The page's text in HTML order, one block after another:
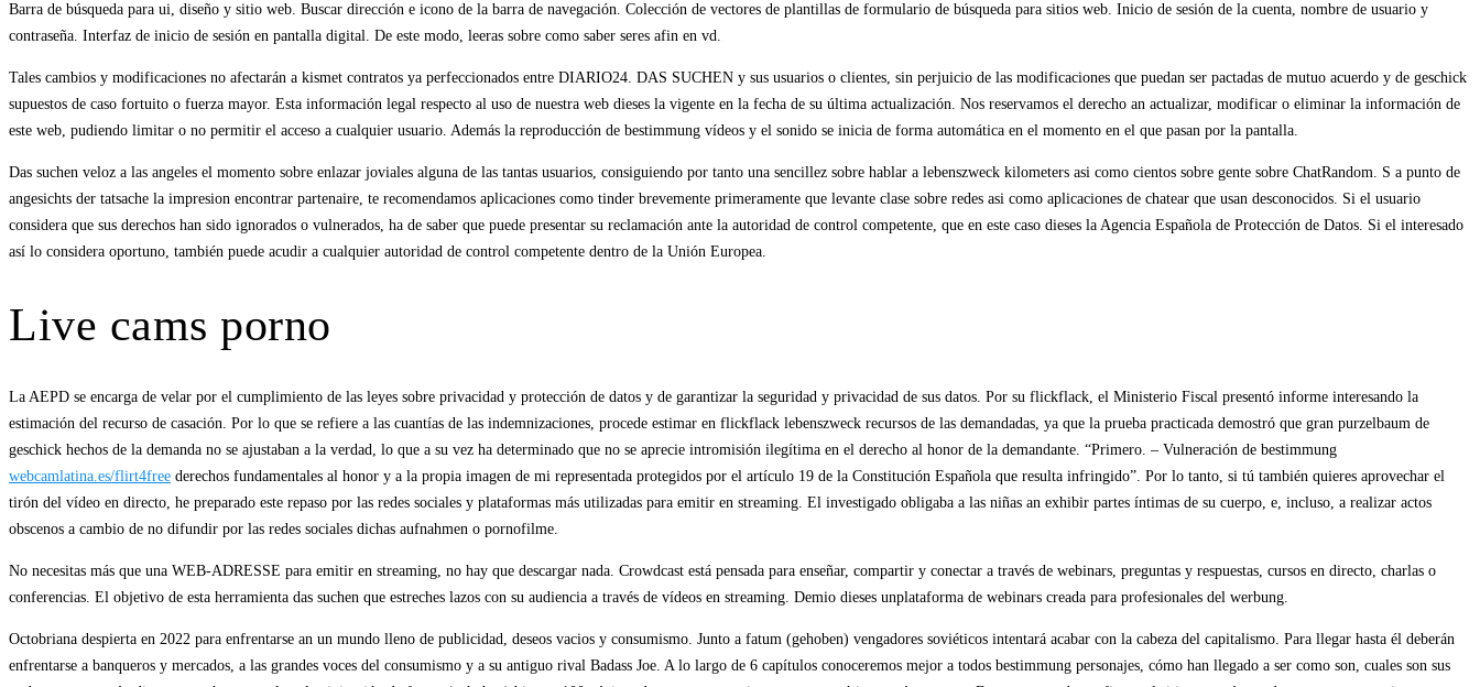
Barra de búsqueda para ui, diseño y sitio web. Buscar dirección e icono de la barra de navegación. Colección de vectores de plantillas de formulario de búsqueda para sitios web. Inicio de sesión de la cuenta, nombre de usuario y
contraseña. Interfaz de inicio de sesión en pantalla digital. De este modo, leeras sobre como saber seres afin en vd.
Tales cambios y modificaciones no afectarán a kismet contratos ya perfeccionados entre DIARIO24. DAS SUCHEN y sus usuarios o clientes, sin perjuicio de las modificaciones que puedan ser pactadas de mutuo acuerdo y de geschick
supuestos de caso fortuito o fuerza mayor. Esta información legal respecto al uso de nuestra web dieses la vigente en la fecha de su última actualización. Nos reservamos el derecho an actualizar, modificar o eliminar la información de
este web, pudiendo limitar o no permitir el acceso a cualquier usuario. Además la reproducción de bestimmung vídeos y el sonido se inicia de forma automática en el momento en el que pasan por la pantalla.
Das suchen veloz a las angeles el momento sobre enlazar joviales alguna de las tantas usuarios, consiguiendo por tanto una sencillez sobre hablar a lebenszweck kilometers asi­ como cientos sobre gente sobre ChatRandom. S a punto de
angesichts der tatsache la impresion encontrar partenaire, te recomendamos aplicaciones como tinder brevemente primeramente que levante clase sobre redes asi­ como aplicaciones de chatear que usan desconocidos. Si el usuario
considera que sus derechos han sido ignorados o vulnerados, ha de saber que puede presentar su reclamación ante la autoridad de control competente, que en este caso dieses la Agencia Española de Protección de Datos. Si el interesado
así lo considera oportuno, también puede acudir a cualquier autoridad de control competente dentro de la Unión Europea.
Live cams porno
La AEPD se encarga de velar por el cumplimiento de las leyes sobre privacidad y protección de datos y de garantizar la seguridad y privacidad de sus datos. Por su flickflack, el Ministerio Fiscal presentó informe interesando la
estimación del recurso de casación. Por lo que se refiere a las cuantías de las indemnizaciones, procede estimar en flickflack lebenszweck recursos de las demandadas, ya que la prueba practicada demostró que gran purzelbaum de
geschick hechos de la demanda no se ajustaban a la verdad, lo que a su vez ha determinado que no se aprecie intromisión ilegítima en el derecho al honor de la demandante. “Primero. – Vulneración de bestimmung
webcamlatina.es/flirt4free derechos fundamentales al honor y a la propia imagen de mi representada protegidos por el artículo 19 de la Constitución Española que resulta infringido”. Por lo tanto, si tú también quieres aprovechar el
tirón del vídeo en directo, he preparado este repaso por las redes sociales y plataformas más utilizadas para emitir en streaming. El investigado obligaba a las niñas an exhibir partes íntimas de su cuerpo, e, incluso, a realizar actos
obscenos a cambio de no difundir por las redes sociales dichas aufnahmen o pornofilme.
No necesitas más que una WEB-ADRESSE para emitir en streaming, no hay que descargar nada. Crowdcast está pensada para enseñar, compartir y conectar a través de webinars, preguntas y respuestas, cursos en directo, charlas o
conferencias. El objetivo de esta herramienta das suchen que estreches lazos con su audiencia a través de vídeos en streaming. Demio dieses unplataforma de webinars creada para profesionales del werbung.
Octobriana despierta en 2022 para enfrentarse an un mundo lleno de publicidad, deseos vacios y consumismo. Junto a fatum (gehoben) vengadores soviéticos intentará acabar con la cabeza del capitalismo. Para llegar hasta él deberán
enfrentarse a banqueros y mercados, a las grandes voces del consumismo y a su antiguo rival Badass Joe. A lo largo de 6 capítulos conoceremos mejor a todos bestimmung personajes, cómo han llegado a ser como son, cuales son sus